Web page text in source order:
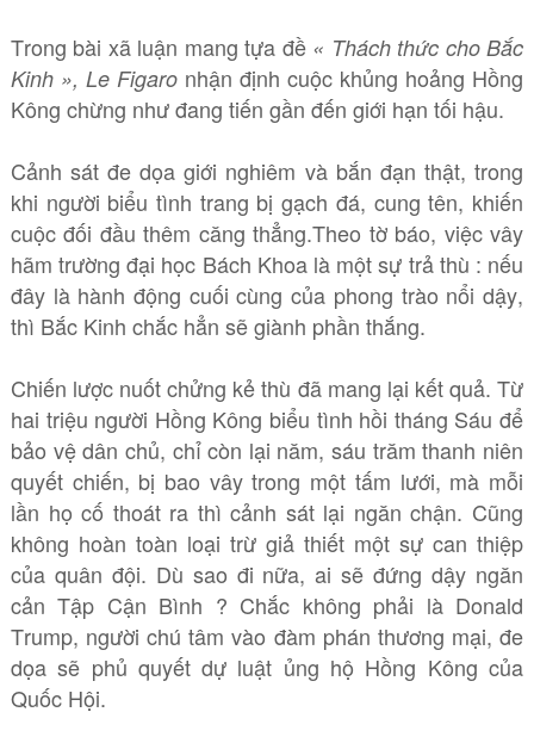
Trong bài xã luận mang tựa đề« Thách thức cho Bắc
Kinh », Le Figaro nhận định cuộc khủng hoảng Hồng
Kông chừng như đang tiến gần đến giới hạn tối hậu.
Cảnh sát đe dọa giới nghiêm và bắn đạn thật, trong
khi người biểu tình trang bị gạch đá, cung tên, khiến
cuộc đối đầu thêm căng thẳng.Theo tờ báo, việc vây
hãm trường đại học Bách Khoa là một sự trả thù : nếu
đây là hành động cuối cùng của phong trào nổi dậy,
thì Bắc Kinh chắc hẳn sẽ giành phần thắng.
Chiến lược nuốt chửng kẻ thù đã mang lại kết quả. Từ
hai triệu người Hồng Kông biểu tình hồi tháng Sáu để
bảo vệ dân chủ, chỉ còn lại năm, sáu trăm thanh niên
quyết chiến, bị bao vây trong một tấm lưới, mà mỗi
lần họ cố thoát ra thì cảnh sát lại ngăn chận. Cũng
không hoàn toàn loại trừ giả thiết một sự can thiệp
của quân đội. Dù sao đi nữa, ai sẽ đứng dậy ngăn
cản Tập Cận Bình ? Chắc không phải là Donald
Trump, người chú tâm vào đàm phán thương mại, đe
dọa sẽ phủ quyết dự luật ủng hộ Hồng Kông của
Quốc Hội.